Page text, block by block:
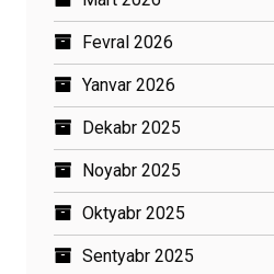
Fevral 2026
Yanvar 2026
Dekabr 2025
Noyabr 2025
Oktyabr 2025
Sentyabr 2025